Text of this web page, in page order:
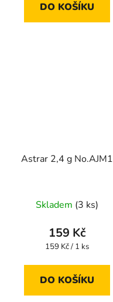
DO KOŠÍKU
Astrar 2,4 g No.AJM1
Skladem (3 ks)
159 Kč
Měrná
159 Kč / 1 ks
DO KOŠÍKU